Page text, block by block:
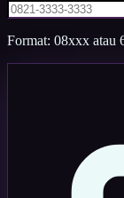
Format: 08xxx atau